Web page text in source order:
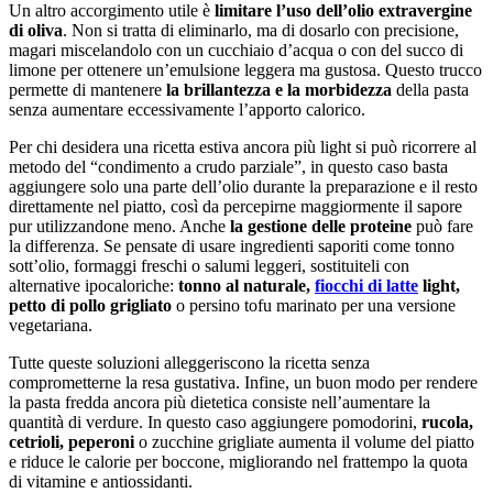
Un altro accorgimento utile è limitare l’uso dell’olio extravergine
di oliva. Non si tratta di eliminarlo, ma di dosarlo con precisione,
magari miscelandolo con un cucchiaio d’acqua o con del succo di
limone per ottenere un’emulsione leggera ma gustosa. Questo trucco
permette di mantenere la brillantezza e la morbidezza della pasta
senza aumentare eccessivamente l’apporto calorico.
Per chi desidera una ricetta estiva ancora più light si può ricorrere al
metodo del “condimento a crudo parziale”, in questo caso basta
aggiungere solo una parte dell’olio durante la preparazione e il resto
direttamente nel piatto, così da percepirne maggiormente il sapore
pur utilizzandone meno. Anche la gestione delle proteine può fare
la differenza. Se pensate di usare ingredienti saporiti come tonno
sott’olio, formaggi freschi o salumi leggeri, sostituiteli con
alternative ipocaloriche: tonno al naturale, fiocchi di latte light,
petto di pollo grigliato o persino tofu marinato per una versione
vegetariana.
Tutte queste soluzioni alleggeriscono la ricetta senza
comprometterne la resa gustativa. Infine, un buon modo per rendere
la pasta fredda ancora più dietetica consiste nell’aumentare la
quantità di verdure. In questo caso aggiungere pomodorini, rucola,
cetrioli, peperoni o zucchine grigliate aumenta il volume del piatto
e riduce le calorie per boccone, migliorando nel frattempo la quota
di vitamine e antiossidanti.